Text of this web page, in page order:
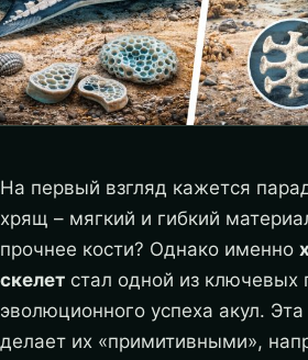
На первый взгляд кажется
хрящ – мягкий и гибкий
прочнее кости? Однако именно
скелет стал одной из ключевых
эволюционного успеха акул.
делает их «примитивными»,